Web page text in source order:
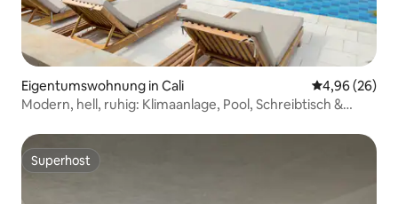
Eigentumswohnung in Cali
4,96 (26)
Modern, hell, ruhig: Klimaanlage, Pool, Schreibtisch &
Superhost
Superhost